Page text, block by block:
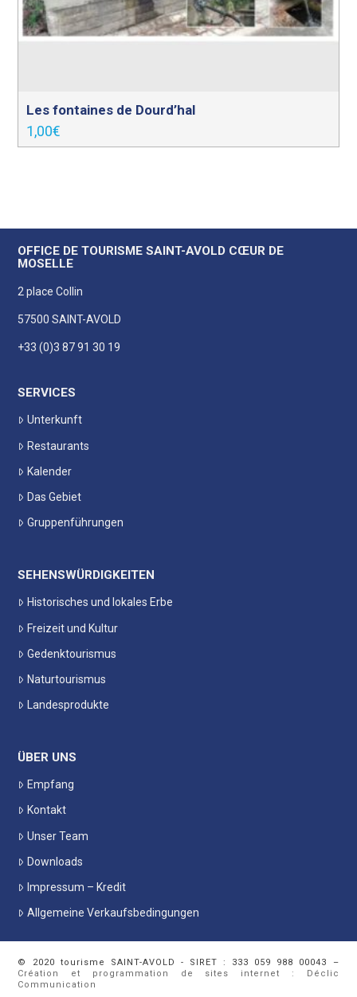
Les fontaines de Dourd’hal
1,00€
OFFICE DE TOURISME SAINT-AVOLD CŒUR DE
MOSELLE
2 place Collin
57500 SAINT-AVOLD
+33 (0)3 87 91 30 19
SERVICES
Unterkunft
Restaurants
Kalender
Das Gebiet
Gruppenführungen
SEHENSWÜRDIGKEITEN
Historisches und lokales Erbe
Freizeit und Kultur
Gedenktourismus
Naturtourismus
Landesprodukte
ÜBER UNS
Empfang
Kontakt
Unser Team
Downloads
Impressum – Kredit
Allgemeine Verkaufsbedingungen
© 2020 tourisme SAINT-AVOLD - SIRET : 333 059 988 00043 –
Création et programmation de sites internet : Déclic
Communication